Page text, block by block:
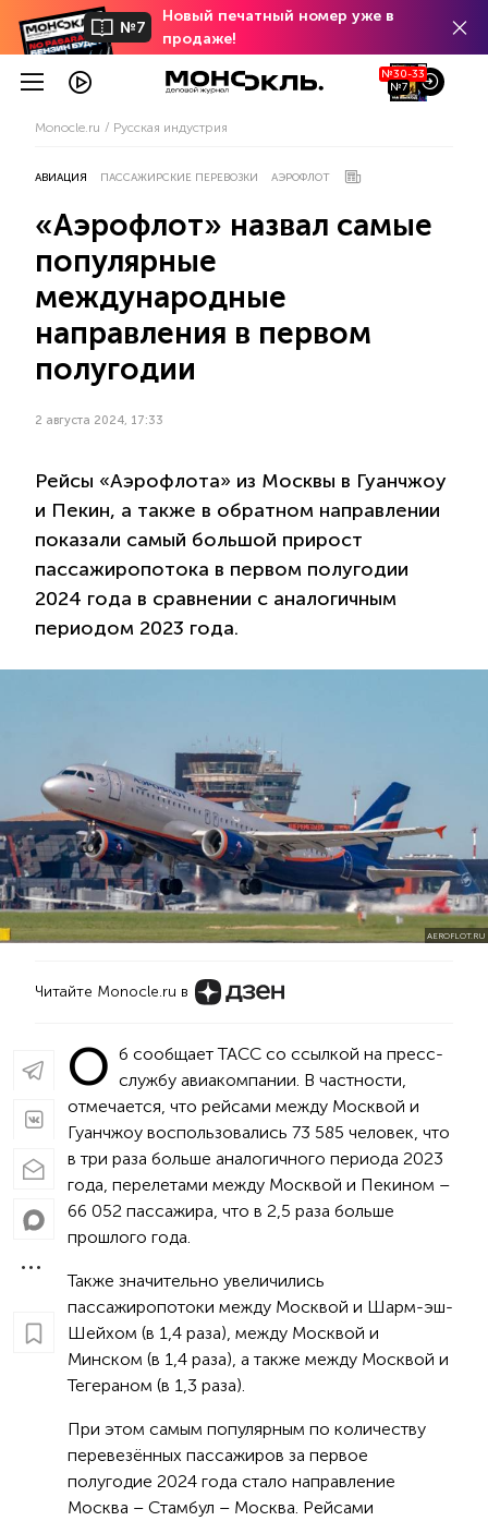
№7
Новый печатный номер уже в
продаже!
№30-33
№7
Monocle.ru Русская индустрия
АВИАЦИЯ ПАССАЖИРСКИЕ ПЕРЕВОЗКИ АЭРОФЛОТ
«Аэрофлот» назвал самые
популярные
международные
направления в первом
полугодии
2 августа 2024, 17:33
Рейсы «Аэрофлота» из Москвы в Гуанчжоу
и Пекин, а также в обратном направлении
показали самый большой прирост
пассажиропотока в первом полугодии
2024 года в сравнении с аналогичным
периодом 2023 года.
AEROFLOT.RU
Читайте Monocle.ru в
О б сообщает ТАСС со ссылкой на пресс-
службу авиакомпании. В частности,
отмечается, что рейсами между Москвой и
Гуанчжоу воспользовались 73 585 человек, что
в три раза больше аналогичного периода 2023
года, перелетами между Москвой и Пекином –
66 052 пассажира, что в 2,5 раза больше
прошлого года.
Также значительно увеличились
пассажиропотоки между Москвой и Шарм-эш-
Шейхом (в 1,4 раза), между Москвой и
Минском (в 1,4 раза), а также между Москвой и
Тегераном (в 1,3 раза).
При этом самым популярным по количеству
перевезённых пассажиров за первое
полугодие 2024 года стало направление
Москва – Стамбул – Москва. Рейсами